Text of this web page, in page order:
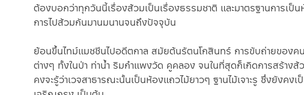
ต้องบอกว่าทุกวันนี้เรื่องส้วมเป็นเรื่องธรรมชาติ และมาตรฐานการเ
การไปส้วมกันมานมนานจนถึงปัจจุบัน
ย้อนขึ้นไทม์แมชชีนไปอดีตกาล สมัยต้นรัตนโกสินทร์ การขับถ่ายของค
ต่างๆ ทั้งในป่า ท่าน้ำ ริมกำแพงวัด คูคลอง จนในที่สุดก็เกิดการสร้าง
คงจะรู้ว่าเวจสาธารณะนั้นเป็นห้องแถวไม้ยาวๆ ฐานไม้เจาะรู ซึ่งยั